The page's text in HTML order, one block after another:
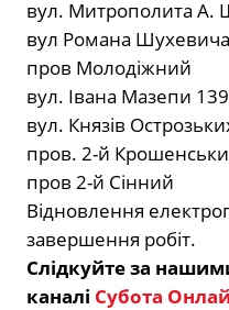
вул. Митрополита А.
вул Романа Шухевича
пров Молодіжний
вул. Івана Мазепи
вул. Князів
пров. 2-й
пров 2-й Сінний
Відновлення
завершення робіт.
Слідкуйте за
каналі Субота